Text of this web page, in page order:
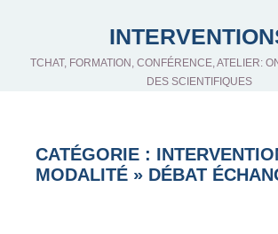
TCHAT, FORMATION, CONFÉRENCE, ATELIER:
DES SCIENTIFIQUES
CATÉGORIE :
MODALITÉ » DÉBAT